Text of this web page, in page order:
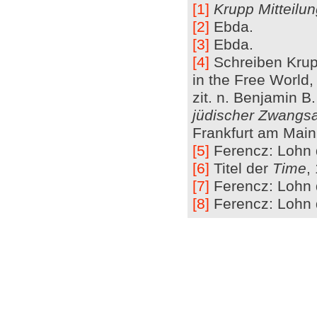
[1] Krupp
[2] Ebda.
[3] Ebda.
[4] Schreiben
in the Free
zit. n. Benjamin
jüdischer
Frankfurt am
[5] Ferencz: Lohn
[6] Titel der Time,
[7] Ferencz: Lohn
[8] Ferencz: Lohn